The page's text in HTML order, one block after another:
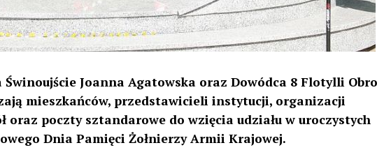
Joanna Agatowska oraz Dowódca 8 Flotylli
mieszkańców, przedstawicieli instytucji, organizacji
oraz poczty sztandarowe do wzięcia udziału w uroczystych
Dnia Pamięci Żołnierzy Armii Krajowej.